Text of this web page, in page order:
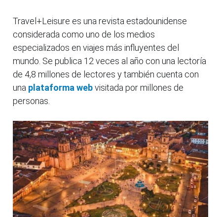
Travel+Leisure es una revista estadounidense
considerada como uno de los medios
especializados en viajes más influyentes del
mundo. Se publica 12 veces al año con una lectoría
de 4,8 millones de lectores y también cuenta con
una plataforma webvisitada por millones de
personas.